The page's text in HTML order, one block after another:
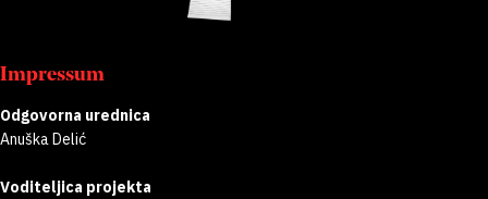
Impressum
Odgovorna urednica
Anuška Delić
Voditeljica projekta